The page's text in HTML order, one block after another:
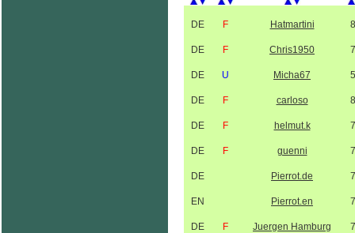
DE F Hatmartini
DE F Chris1950
DE U Micha67
DE F carloso
DE F helmut.k
DE F guenni
DE Pierrot.de
EN Pierrot.en
DE F Juergen Hamburg